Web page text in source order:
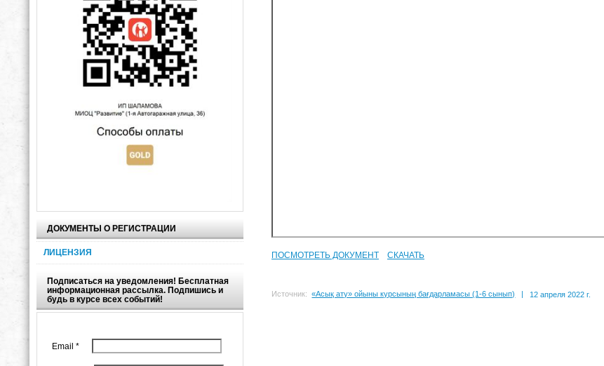
ДОКУМЕНТЫ О РЕГИСТРАЦИИ
ЛИЦЕНЗИЯ
Подписаться на уведомления! Бесплатная
информационная рассылка. Подпишись и
будь в курсе всех событий!
Email *
ПОСМОТРЕТЬ ДОКУМЕНТ СКАЧАТЬ
Источник: «Асық ату» ойыны курсының бағдарламасы (1-6 сынып) 12 апреля 2022 г.